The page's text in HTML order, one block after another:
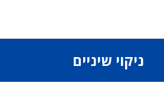
ניקוי שיניים